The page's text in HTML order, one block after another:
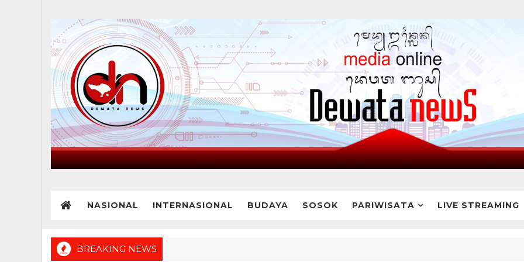
NASIONAL INTERNASIONAL BUDAYA SOSOK PARIWISATA LIVE STREAMING
BREAKING NEWS